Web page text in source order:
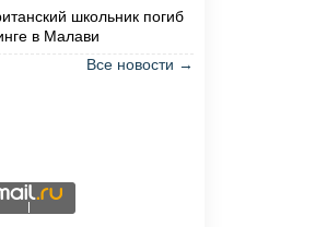
школьник погиб
в Малави
Все новости →